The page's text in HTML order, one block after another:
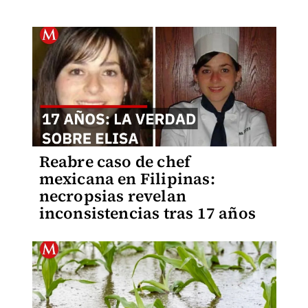
Reabre caso de chef
mexicana en Filipinas:
necropsias revelan
inconsistencias tras 17 años